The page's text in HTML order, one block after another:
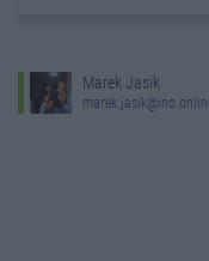
Marek Jasik